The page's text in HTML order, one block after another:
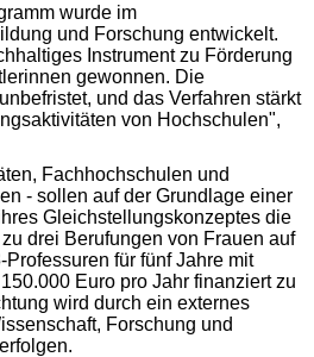
wurde im
und Forschung entwickelt.
Instrument zu Förderung
gewonnen. Die
und das Verfahren stärkt
von Hochschulen",
Fachhochschulen und
- sollen auf der Grundlage einer
Gleichstellungskonzeptes die
drei Berufungen von Frauen auf
für fünf Jahre mit
Euro pro Jahr finanziert zu
wird durch ein externes
Forschung und